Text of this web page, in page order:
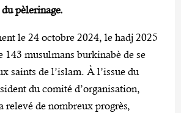
pèlerinage.
le 24 octobre 2024, le hadj 2025
143 musulmans burkinabè de se
saints de l’islam. À l’issue du
du comité d’organisation,
relevé de nombreux progrès,